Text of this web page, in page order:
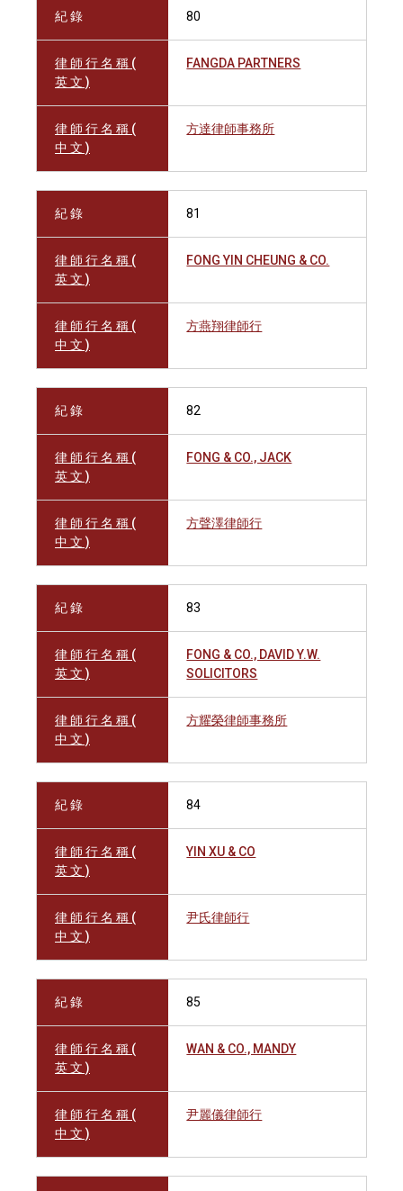
紀 錄 80
律 師 行 名 稱 (
英 文 )
FANGDA PARTNERS
律 師 行 名 稱 (
中 文 )
方達律師事務所
紀 錄 81
律 師 行 名 稱 (
英 文 )
FONG YIN CHEUNG & CO.
律 師 行 名 稱 (
中 文 )
方燕翔律師行
紀 錄 82
律 師 行 名 稱 (
英 文 )
FONG & CO., JACK
律 師 行 名 稱 (
中 文 )
方聲澤律師行
紀 錄 83
律 師 行 名 稱 (
英 文 )
FONG & CO., DAVID Y.W.
SOLICITORS
律 師 行 名 稱 (
中 文 )
方耀榮律師事務所
紀 錄 84
律 師 行 名 稱 (
英 文 )
YIN XU & CO
律 師 行 名 稱 (
中 文 )
尹氏律師行
紀 錄 85
律 師 行 名 稱 (
英 文 )
WAN & CO., MANDY
律 師 行 名 稱 (
中 文 )
尹麗儀律師行